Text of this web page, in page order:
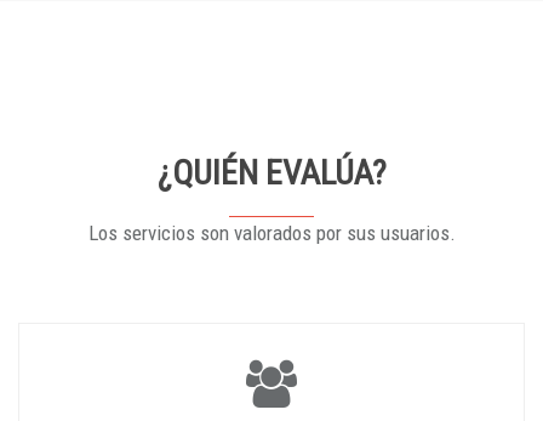
¿QUIÉN EVALÚA?
Los servicios son valorados por sus usuarios.